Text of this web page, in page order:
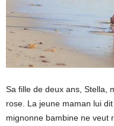
Sa fille de deux ans, Stella,
rose. La jeune maman lui
mignonne bambine ne veut